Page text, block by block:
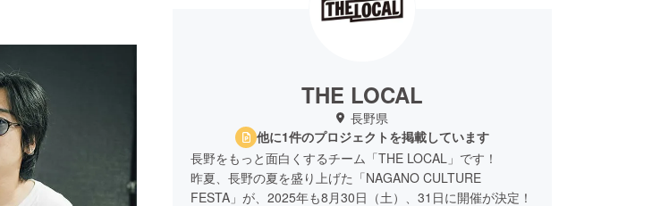
THE LOCAL
長野県
他に1件のプロジェクトを掲載しています
長野をもっと面白くするチーム「THE LOCAL」です！
昨夏、長野の夏を盛り上げた「NAGANO CULTURE
FESTA」が、2025年も8月30日（土）、31日に開催が決定！